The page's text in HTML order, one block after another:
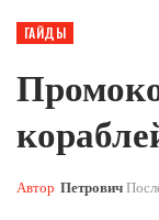
ГАЙДЫ
Автор Петрович